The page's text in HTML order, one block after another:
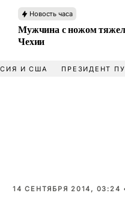
Новость часа
Мужчина с ножом
Чехии
И США ПРЕЗИДЕНТ
14 СЕНТЯБРЯ 2014, 03:24